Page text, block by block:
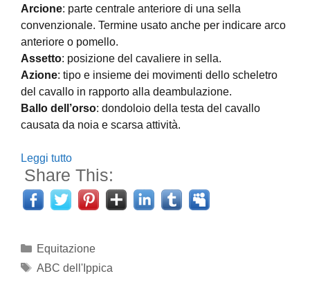
Arcione: parte centrale anteriore di una sella
convenzionale. Termine usato anche per indicare arco
anteriore o pomello.
Assetto: posizione del cavaliere in sella.
Azione: tipo e insieme dei movimenti dello scheletro
del cavallo in rapporto alla deambulazione.
Ballo dell’orso: dondoloio della testa del cavallo
causata da noia e scarsa attività.
Leggi tutto
Share This:
Categorie
Equitazione
Tag
ABC dell'Ippica